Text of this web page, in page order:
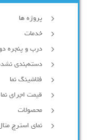
پروژه ها
خدمات
درب و پنجره
دسته‌بندی
فلاشینگ نما
قیمت اجرای نما
محصولات
نمای استرچ